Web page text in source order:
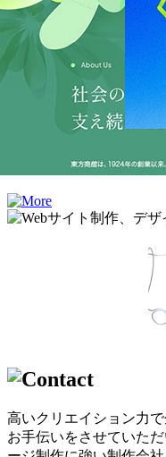
高いクリエイション力
お手伝いをさせていた